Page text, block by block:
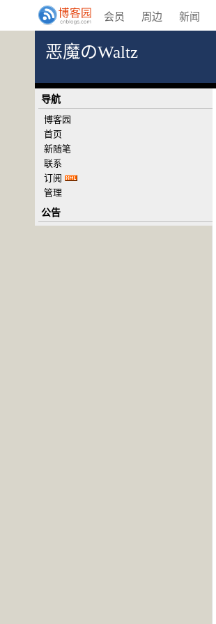
会员 周边 新闻
恶魔のWaltz
导航
博客园
首页
新随笔
联系
订阅
管理
公告